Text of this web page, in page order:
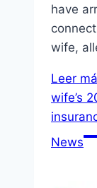
have
wife,
Leer
wife’s
News